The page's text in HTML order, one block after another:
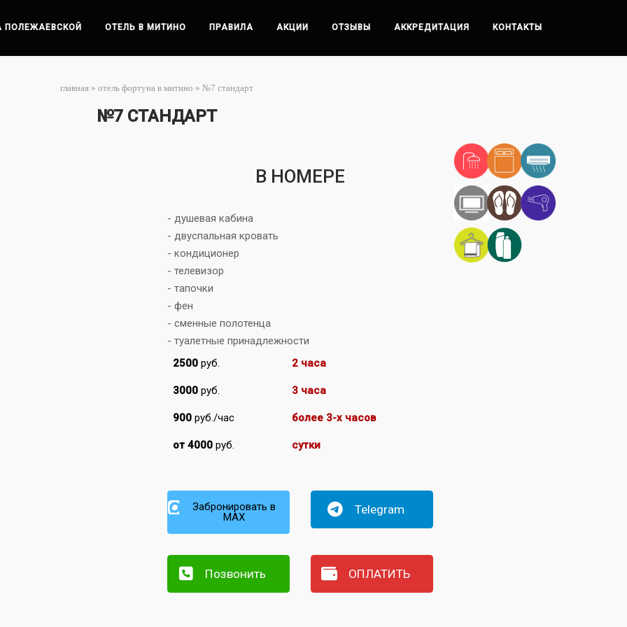
ПОЛЕЖАЕВСКОЙ ОТЕЛЬ В МИТИНО ПРАВИЛА АКЦИИ ОТЗЫВЫ АККРЕДИТАЦИЯ КОНТАКТЫ
главная » отель фортуна в митино » №7 стандарт
№7 СТАНДАРТ
В НОМЕРЕ
- душевая кабина
- двуспальная кровать
- кондиционер
- телевизор
- тапочки
- фен
- сменные полотенца
- туалетные принадлежности
2500руб. 2 часа
3000руб. 3 часа
900руб./час более 3-х часов
от 4000руб. сутки
Забронировать в
MAX
Telegram
Позвонить ОПЛАТИТЬ